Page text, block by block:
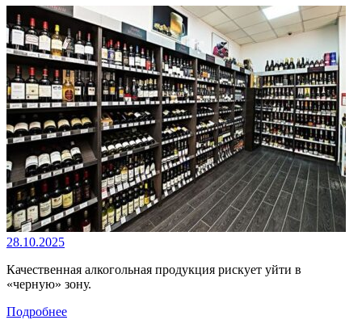
28.10.2025
Качественная алкогольная продукция рискует уйти в
«черную» зону.
Подробнее